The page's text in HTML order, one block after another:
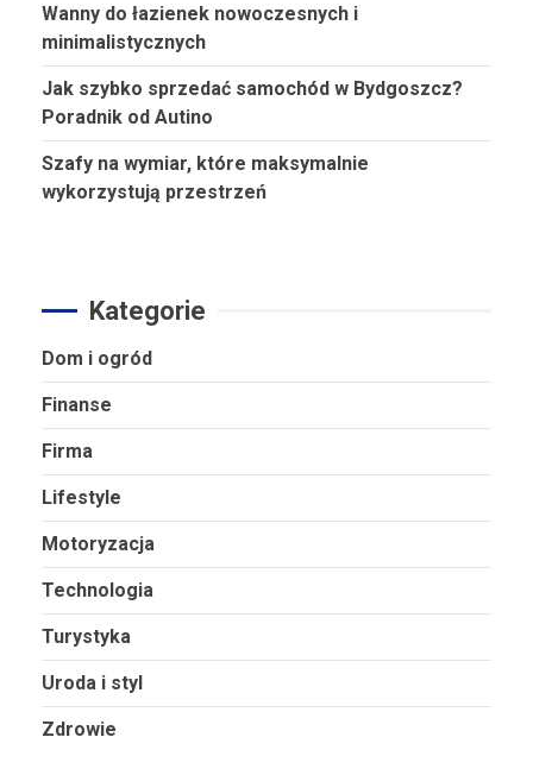
Wanny do łazienek nowoczesnych i
minimalistycznych
Jak szybko sprzedać samochód w Bydgoszcz?
Poradnik od Autino
Szafy na wymiar, które maksymalnie
wykorzystują przestrzeń
Kategorie
Dom i ogród
Finanse
Firma
Lifestyle
Motoryzacja
Technologia
Turystyka
Uroda i styl
Zdrowie